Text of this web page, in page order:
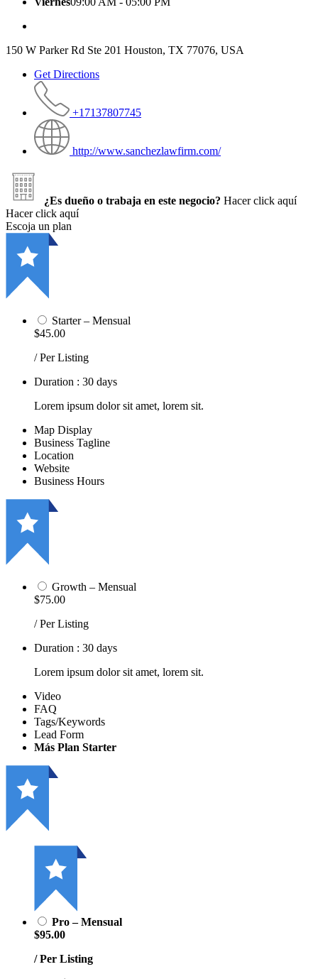
150 W Parker Rd Ste 201 Houston, TX 77076, USA
Get Directions
+17137807745
http://www.sanchezlawfirm.com/
¿Es dueño o trabaja en este negocio? Hacer click aquí
Hacer click aquí
Escoja un plan
Starter – Mensual
$45.00
/ Per Listing
Duration : 30 days
Lorem ipsum dolor sit amet, lorem sit.
Map Display
Business Tagline
Location
Website
Business Hours
Growth – Mensual
$75.00
/ Per Listing
Duration : 30 days
Lorem ipsum dolor sit amet, lorem sit.
Video
FAQ
Tags/Keywords
Lead Form
Más Plan Starter
Pro – Mensual
$95.00
/ Per Listing